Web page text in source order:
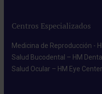
Centros Especializados
Medicina de Reproducción -
Salud Bucodental – HM
Salud Ocular – HM Eye Center​